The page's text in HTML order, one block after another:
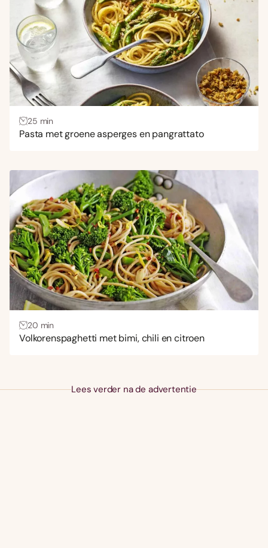
25 min
Pasta met groene asperges en pangrattato
20 min
Volkorenspaghetti met bimi, chili en citroen
Lees verder na de advertentie